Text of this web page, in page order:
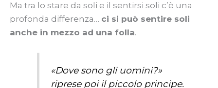
Ma tra lo stare da soli e il sentirsi soli c’è una
profonda differenza… ci si può sentire soli
anche in mezzo ad una folla.
«Dove sono gli uomini?»
riprese poi il piccolo principe.